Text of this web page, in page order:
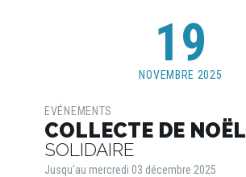
19
NOVEMBRE 2025
EVÉNEMENTS
COLLECTE DE NOËL
SOLIDAIRE
Jusqu'au mercredi 03 décembre 2025